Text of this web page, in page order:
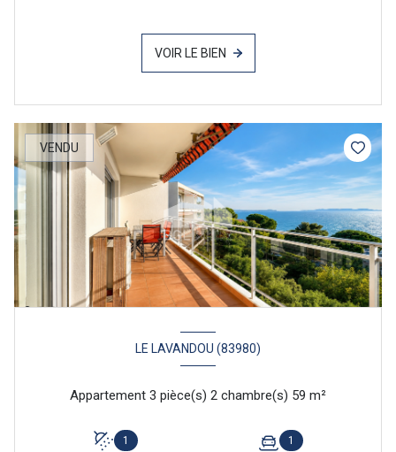
VOIR LE BIEN
VENDU
LE LAVANDOU (83980)
Appartement 3 pièce(s) 2 chambre(s) 59 m²
1 1